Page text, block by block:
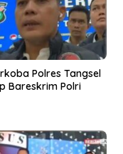
Polres Tangsel
Bareskrim Polri